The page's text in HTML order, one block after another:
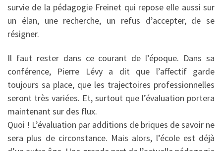
survie de la pédagogie Freinet qui repose elle aussi sur
un élan, une recherche, un refus d’accepter, de se
résigner.
Il faut rester dans ce courant de l’époque. Dans sa
conférence, Pierre Lévy a dit que l’affectif garde
toujours sa place, que les trajectoires professionnelles
seront très variées. Et, surtout que l’évaluation portera
maintenant sur des flux.
Quoi ! L’évaluation par additions de briques de savoir ne
sera plus de circonstance. Mais alors, l’école est déjà